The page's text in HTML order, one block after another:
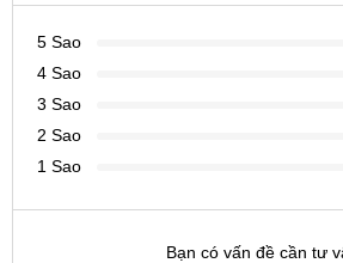
camera cho LG G4 mới chính hãng cho
Bước 3: Kiểm tra hoạt động của
thay và lắp máy lại.
5 Sao
4 Sao
3 Sao
2 Sao
1 Sao
Bạn có vấn đề cần tư